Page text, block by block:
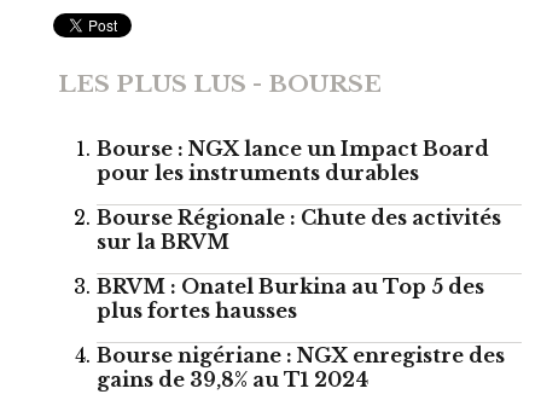
LES PLUS LUS - BOURSE
Bourse : NGX lance un Impact Board
pour les instruments durables
Bourse Régionale : Chute des activités
sur la BRVM
BRVM : Onatel Burkina au Top 5 des
plus fortes hausses
Bourse nigériane : NGX enregistre des
gains de 39,8% au T1 2024